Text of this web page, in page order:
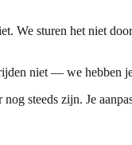
We sturen het niet
niet — we hebben
steeds zijn. Je